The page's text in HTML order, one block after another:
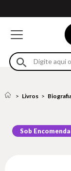
Livros
Sob Encomenda